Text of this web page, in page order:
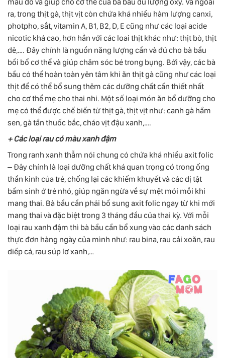
máu đỏ và giúp cho cơ thể của bà bầu đủ lượng oxy. Và ngoài
ra, trong thịt gà, thịt vịt còn chứa khá nhiều hàm lượng canxi,
photpho, sắt, vitamin A, B1, B2, D, E cũng như các loại acide
nicotic khá cao, hơn hẳn với các loai thịt khác như: thịt bò, thịt
dê,…. Đây chính là nguồn năng lượng cần và đủ cho bà bầu
bồi bổ cơ thể và giúp chăm sóc bé trong bụng. Bởi vậy, các bà
bầu có thể hoàn toàn yên tâm khi ăn thịt gà cũng như các loại
thịt để có thể bổ sung thêm các dưỡng chất cần thiết nhất
cho cơ thể mẹ cho thai nhi. Một số loại món ăn bổ dưỡng cho
mẹ có thể được chế biến từ thịt gà, thịt vịt như: canh gà hầm
sen, gà tần thuốc bắc, cháo vịt đậu xanh,….
+ Các loại rau có màu xanh đậm
Trong ranh xanh thẫm nói chung có chứa khá nhiều axit folic
– Đây chính là loại dưỡng chất khá quan trọng có trong ống
thần kinh của trẻ, chống lại các khiếm khuyết và các dị tật
bẩm sinh ở trẻ nhỏ, giúp ngăn ngừa về sự mệt mỏi mỗi khi
mang thai. Bà bầu cần phải bổ sung axit folic ngay từ khi mới
mang thai và đặc biệt trong 3 tháng đầu của thai kỳ. Với mỗi
loại rau xanh đậm thì bà bầu cần bổ xung vào các danh sách
thực đơn hàng ngày của mình như: rau bina, rau cải xoăn, rau
diếp cá, rau súp lơ xanh,…